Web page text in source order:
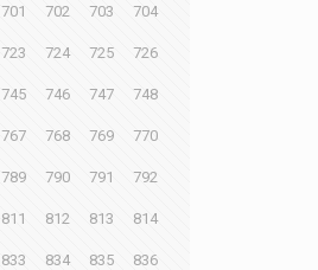
701 702 703 704
723 724 725 726
745 746 747 748
767 768 769 770
789 790 791 792
811 812 813 814
833 834 835 836